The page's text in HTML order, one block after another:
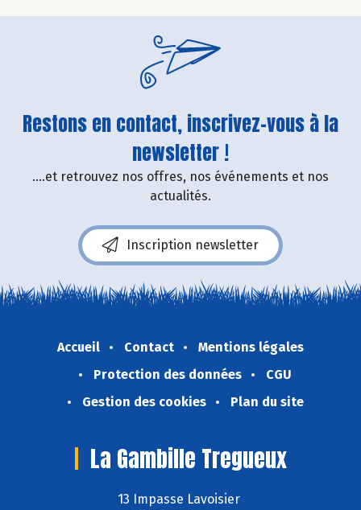
Restons en contact, inscrivez-vous à la
newsletter !
....et retrouvez nos offres, nos événements et nos
actualités.
Inscription newsletter
Accueil Contact
Mentions légales
Protection des données
CGU
Gestion des cookies
Plan du site
La Gambille Tregueux
13 Impasse Lavoisier